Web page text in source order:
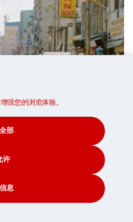
悉的文化时所经历的迷失
强您的浏览体验。
部
许
息